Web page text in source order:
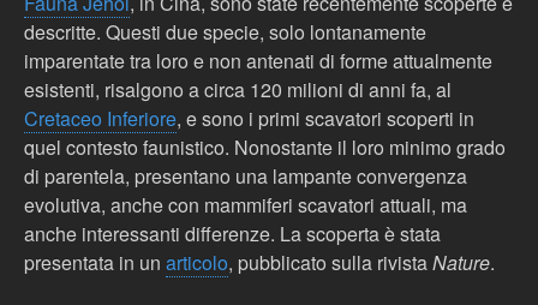
descritte. Questi due specie, solo lontanamente
imparentate tra loro e non antenati di forme attualmente
esistenti, risalgono a circa 120 milioni di anni fa, al
Cretaceo Inferiore, e sono i primi scavatori scoperti in
quel contesto faunistico. Nonostante il loro minimo grado
di parentela, presentano una lampante convergenza
evolutiva, anche con mammiferi scavatori attuali, ma
anche interessanti differenze. La scoperta è stata
presentata in un articolo, pubblicato sulla rivistaNature.